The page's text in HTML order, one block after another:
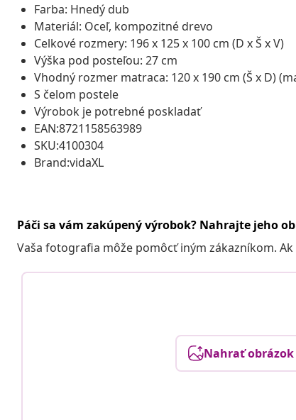
Farba: Hnedý dub
Materiál: Oceľ, kompozitné drevo
Celkové rozmery: 196 x 125 x 100 cm (D x Š x V)
Výška pod posteľou: 27 cm
Vhodný rozmer matraca: 120 x 190 cm (Š x D)
S čelom postele
Výrobok je potrebné poskladať
EAN:8721158563989
SKU:4100304
Brand:vidaXL
Páči sa vám zakúpený výrobok? Nahrajte jeho
Vaša fotografia môže pomôcť iným zákazníkom.
Nahrať obrázok